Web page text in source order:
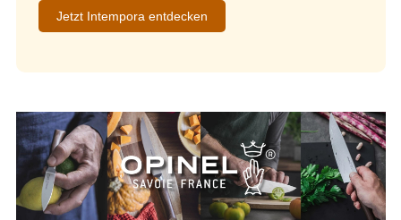
Jetzt Intempora entdecken